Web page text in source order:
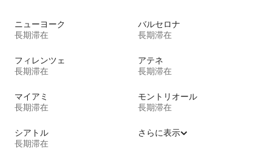
ニューヨーク
長期滞在
バルセロナ
長期滞在
フィレンツェ
長期滞在
アテネ
長期滞在
マイアミ
長期滞在
モントリオール
長期滞在
シアトル
長期滞在
さらに表示